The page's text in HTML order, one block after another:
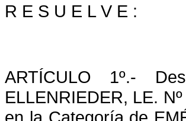
R E S U E L V E :
ARTÍCULO 1º.-
ELLENRIEDER, LE.
en la Categoría de